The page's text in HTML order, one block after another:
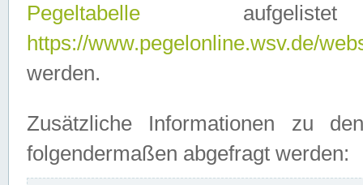
Pegeltabelle
https://www.pegelonline.wsv.de/
werden.
Zusätzliche Informationen zu
folgendermaßen abgefragt werden: